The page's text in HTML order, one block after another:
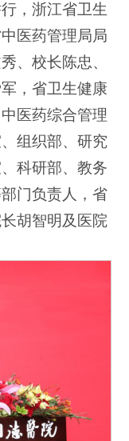
，浙江省卫生
医药管理局局
、校长陈忠、
，省卫生健康
医药综合管理
组织部、研究
科研部、教务
门负责人，省
胡智明及医院